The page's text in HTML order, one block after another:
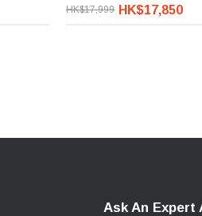
HK$17,999 HK$17,850
Ask An Expert